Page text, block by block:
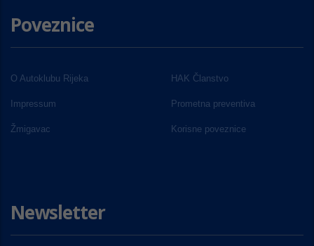
Poveznice
O Autoklubu Rijeka HAK Članstvo
Impressum Prometna preventiva
Žmigavac Korisne poveznice
Newsletter